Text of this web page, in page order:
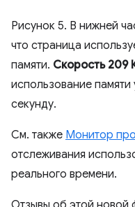
Рисунок 5. В нижней
что страница
памяти. Скорость 209
использование памяти
секунду.
См. также Монитор
отслеживания
реального времени.